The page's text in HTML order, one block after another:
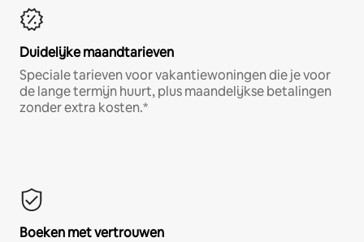
Duidelijke maandtarieven
Speciale tarieven voor vakantiewoningen die je voor
de lange termijn huurt, plus maandelijkse betalingen
zonder extra kosten.*
Boeken met vertrouwen